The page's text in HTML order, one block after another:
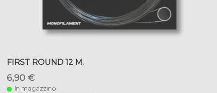
FIRST ROUND 12 M.
6,90 €
In magazzino